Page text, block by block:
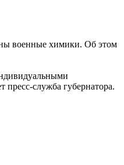
военные химики. Об этом
служба губернатора.